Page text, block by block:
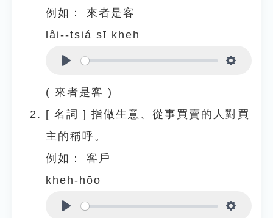
例如：
來者是客
lâi--tsiá sī kheh
( 來者是客 )
[ 名詞 ] 指做生意、從事買賣的人對買
主的稱呼。
例如：
客戶
kheh-hōo